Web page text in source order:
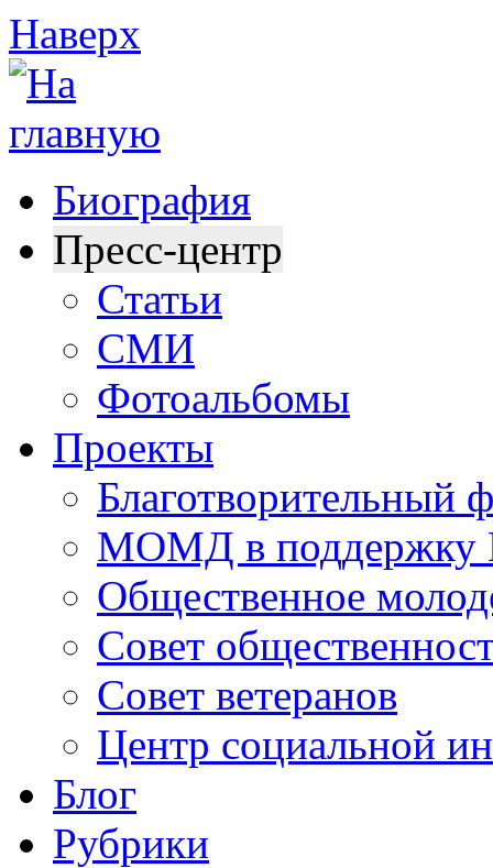
Наверх
Биография
Пресс-центр
Статьи
СМИ
Фотоальбомы
Проекты
Благотворительный
МОМД в поддержку
Общественное
Совет
Совет ветеранов
Центр социальной
Блог
Рубрики